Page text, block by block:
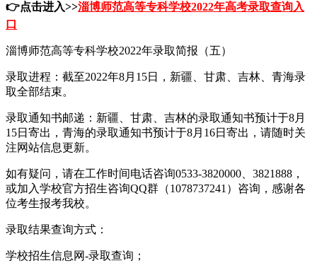
👉点击进入>>淄博师范高等专科学校2022年高考录取查询入
口
淄博师范高等专科学校2022年录取简报（五）
录取进程：截至2022年8月15日，新疆、甘肃、吉林、青海录
取全部结束。
录取通知书邮递：新疆、甘肃、吉林的录取通知书预计于8月
15日寄出，青海的录取通知书预计于8月16日寄出，请随时关
注网站信息更新。
如有疑问，请在工作时间电话咨询0533-3820000、3821888，
或加入学校官方招生咨询QQ群（1078737241）咨询，感谢各
位考生报考我校。
录取结果查询方式：
学校招生信息网-录取查询；